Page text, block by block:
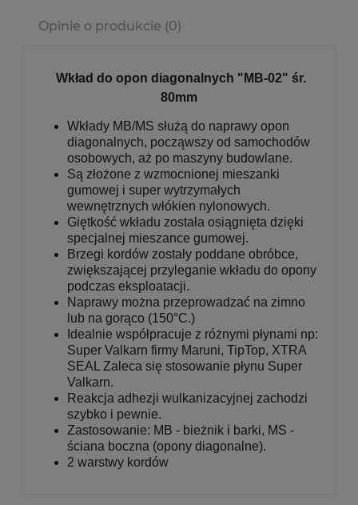
Opinie o produkcie (0)
Wkład do opon diagonalnych "MB-02" śr.
80mm
Wkłady MB/MS służą do naprawy opon
diagonalnych, począwszy od samochodów
osobowych, aż po maszyny budowlane.
Są złożone z wzmocnionej mieszanki
gumowej i super wytrzymałych
wewnętrznych włókien nylonowych.
Giętkość wkładu została osiągnięta dzięki
specjalnej mieszance gumowej.
Brzegi kordów zostały poddane obróbce,
zwiększającej przyleganie wkładu do opony
podczas eksploatacji.
Naprawy można przeprowadzać na zimno
lub na gorąco (150°C.)
Idealnie współpracuje z różnymi płynami np:
Super Valkarn firmy Maruni, TipTop, XTRA
SEAL Zaleca się stosowanie płynu Super
Valkarn.
Reakcja adhezji wulkanizacyjnej zachodzi
szybko i pewnie.
Zastosowanie: MB - bieżnik i barki, MS -
ściana boczna (opony diagonalne).
2 warstwy kordów